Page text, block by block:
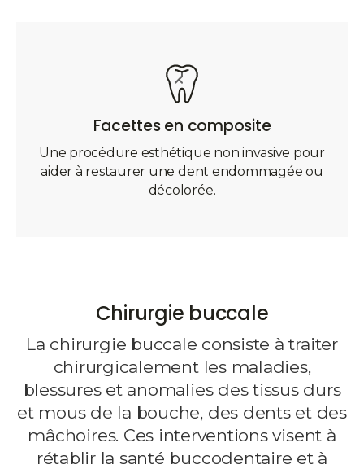
Facettes en composite
Une procédure esthétique non invasive pour
aider à restaurer une dent endommagée ou
décolorée.
Chirurgie buccale
La chirurgie buccale consiste à traiter
chirurgicalement les maladies,
blessures et anomalies des tissus durs
et mous de la bouche, des dents et des
mâchoires. Ces interventions visent à
rétablir la santé buccodentaire et à